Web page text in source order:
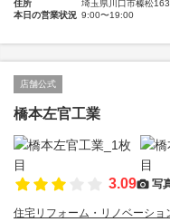
住所
埼玉県川口市榛松
本日の営業状況 9:00〜19:00
店舗公式
橋本左官工業
3.09 写
住宅リフォーム・リノベーショ